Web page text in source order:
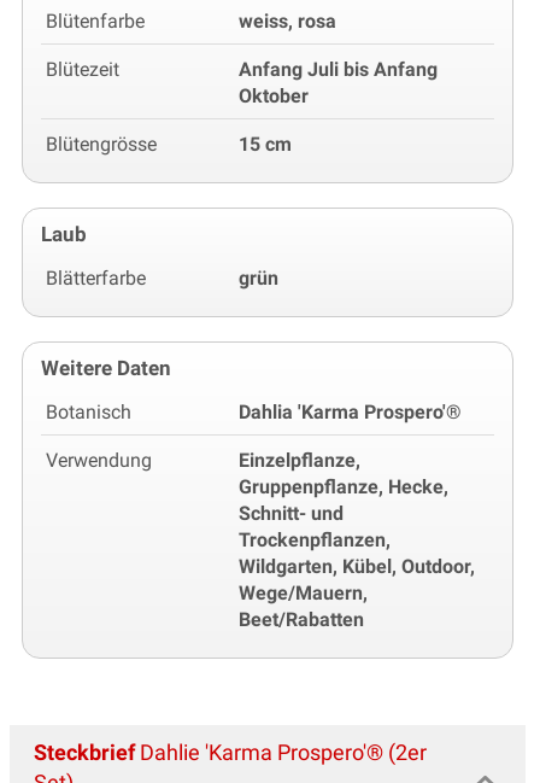
Blütenfarbe weiss, rosa
Blütezeit
Anfang Juli bis Anfang
Oktober
Blütengrösse 15 cm
Laub
Blätterfarbe grün
Weitere Daten
Botanisch Dahlia 'Karma Prospero'®
Verwendung
Einzelpflanze,
Gruppenpflanze, Hecke,
Schnitt- und
Trockenpflanzen,
Wildgarten, Kübel, Outdoor,
Wege/Mauern,
Beet/Rabatten
SteckbriefDahlie 'Karma Prospero'® (2er